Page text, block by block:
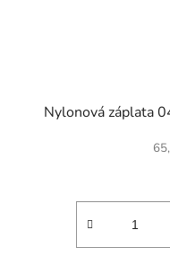
Nylonová záplata